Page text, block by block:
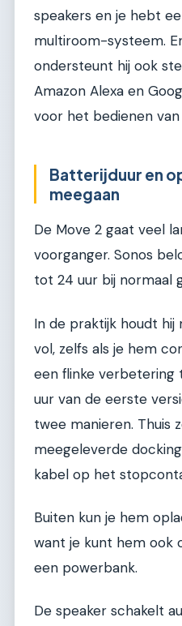
speakers en je hebt
multiroom-systeem.
ondersteunt hij ook
Amazon Alexa en
voor het bedienen van
Batterijduur en
meegaan
De Move 2 gaat veel
voorganger. Sonos
tot 24 uur bij normaal
In de praktijk houdt hij
vol, zelfs als je hem
een flinke verbetering
uur van de eerste
twee manieren. Thuis
meegeleverde
kabel op het
Buiten kun je hem
want je kunt hem ook
een powerbank.
De speaker schakelt